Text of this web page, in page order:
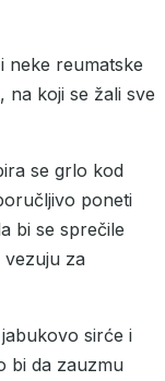
neke reumatske
na koji se žali sve
se grlo kod
poneti
bi se sprečile
za
sirće i
bi da zauzmu